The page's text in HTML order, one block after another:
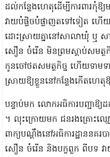
ដល់កន្លែងហេតុដើម្បីការពារកុំ
វាយបំផ្លិចបំផ្លាញតទៅទៀត ហ
ដោះស្រាយគ្នានៅសាលាឃុំ ឬ ស
សឿន ចំរើន មិនព្រមស្តាប់សមត្ថ
កូនចៅថតសមត្ថកិច្ច ហើយទាមទា
ស្រាយឱ្យខ្លួននៅកន្លែងកើតហេតុ
បន្ទាប់មក លោកអធិការបញ្ជាឱ្យ
។ លុះក្រោយមក​ ជនរងគ្រោះឈ្
ពាក្យបណ្តឹងនៅអធិការដ្ឋាននគ
សឿន ចំរើន និងបក្ខពួក ពីបទ វា